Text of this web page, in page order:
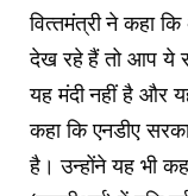
वित्‍तमंत्री ने कहा
देख रहे हैं तो आप ये
यह मंदी नहीं है और
कहा कि एनडीए
है। उन्होंने यह भी